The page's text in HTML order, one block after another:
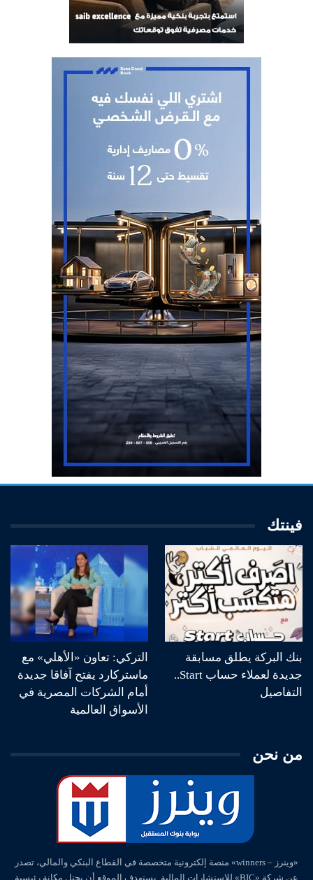
فينتك
بنك البركة يطلق مسابقة
جديدة لعملاء حساب Start..
التفاصيل
التركي: تعاون «الأهلي» مع
ماستركارد يفتح آفاقا جديدة
أمام الشركات المصرية في
الأسواق العالمية
من نحن
«وينرز – winners» منصة إلكترونية متخصصة في القطاع البنكي والمالي، تصدر
عن شركة «BIC» للاستشارات المالية. يستهدف الموقع أن يحتل مكانة رئيسية